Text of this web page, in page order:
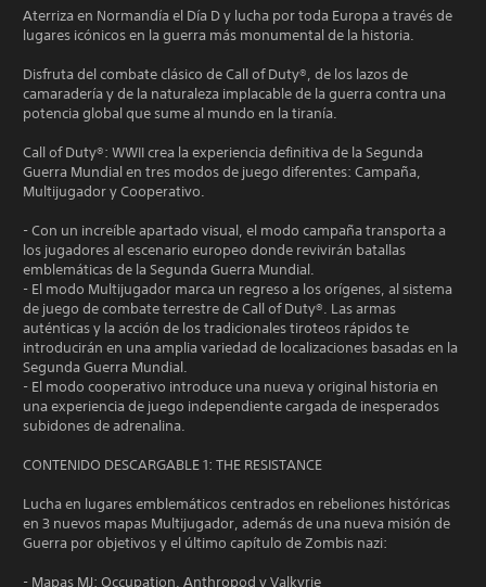
Aterriza en Normandía el Día D y lucha por toda Europa a través de
lugares icónicos en la guerra más monumental de la historia.
Disfruta del combate clásico de Call of Duty®, de los lazos de
camaradería y de la naturaleza implacable de la guerra contra una
potencia global que sume al mundo en la tiranía.
Call of Duty®: WWII crea la experiencia definitiva de la Segunda
Guerra Mundial en tres modos de juego diferentes: Campaña,
Multijugador y Cooperativo.
- Con un increíble apartado visual, el modo campaña transporta a
los jugadores al escenario europeo donde revivirán batallas
emblemáticas de la Segunda Guerra Mundial.
- El modo Multijugador marca un regreso a los orígenes, al sistema
de juego de combate terrestre de Call of Duty®. Las armas
auténticas y la acción de los tradicionales tiroteos rápidos te
introducirán en una amplia variedad de localizaciones basadas en la
Segunda Guerra Mundial.
- El modo cooperativo introduce una nueva y original historia en
una experiencia de juego independiente cargada de inesperados
subidones de adrenalina.
CONTENIDO DESCARGABLE 1: THE RESISTANCE
Lucha en lugares emblemáticos centrados en rebeliones históricas
en 3 nuevos mapas Multijugador, además de una nueva misión de
Guerra por objetivos y el último capítulo de Zombis nazi:
- Mapas MJ: Occupation, Anthropod y Valkyrie